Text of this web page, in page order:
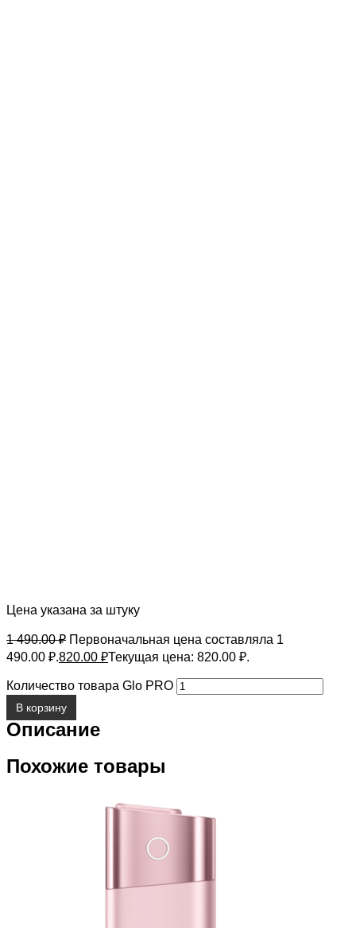
Цена указана за штуку
1 490.00₽ Первоначальная цена составляла 1
490.00 ₽.820.00 ₽Текущая цена: 820.00 ₽.
Количество товара Glo PRO
В корзину
Описание
Похожие товары